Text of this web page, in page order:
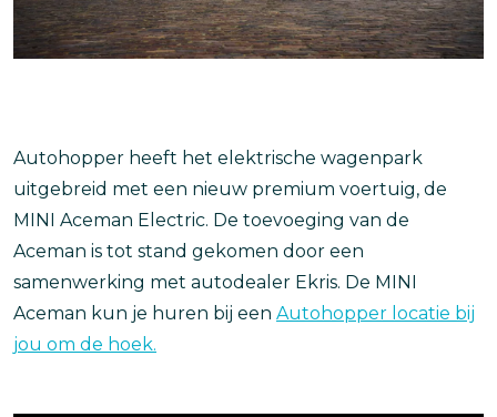
Autohopper heeft het elektrische wagenpark
uitgebreid met een nieuw premium voertuig, de
MINI Aceman Electric. De toevoeging van de
Aceman is tot stand gekomen door een
samenwerking met autodealer Ekris. De MINI
Aceman kun je huren bij een Autohopper locatie bij
jou om de hoek.